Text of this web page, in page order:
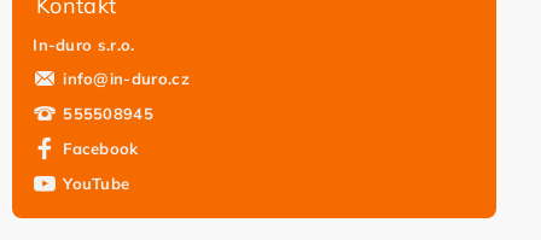
osobních údajů
Kontakt
In-duro s.r.o.
info@in-duro.cz
555508945
Facebook
YouTube